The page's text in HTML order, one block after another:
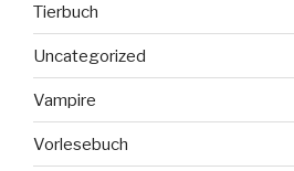
Tierbuch
Uncategorized
Vampire
Vorlesebuch